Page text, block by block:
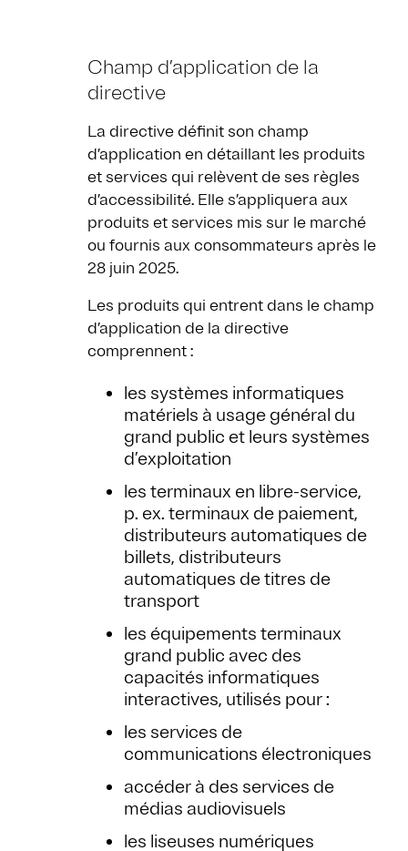
Champ d’application de la
directive
La directive définit son champ
d’application en détaillant les produits
et services qui relèvent de ses règles
d’accessibilité. Elle s’appliquera aux
produits et services mis sur le marché
ou fournis aux consommateurs après le
28 juin 2025.
Les produits qui entrent dans le champ
d’application de la directive
comprennent :
les systèmes informatiques
matériels à usage général du
grand public et leurs systèmes
d’exploitation
les terminaux en libre-service,
p. ex. terminaux de paiement,
distributeurs automatiques de
billets, distributeurs
automatiques de titres de
transport
les équipements terminaux
grand public avec des
capacités informatiques
interactives, utilisés pour :
les services de
communications électroniques
accéder à des services de
médias audiovisuels
les liseuses numériques